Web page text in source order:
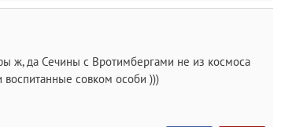
ж, да Сечины с Вротимбергами не из космоса
совком особи )))